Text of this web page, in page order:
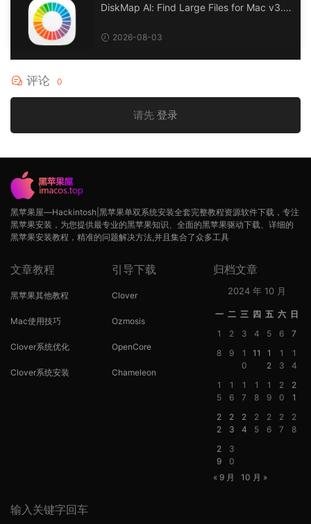
DiskMap Al: Find Large Files for Mac v3.1
2026-08-03
评论 0
请先 登录
黑苹果屋—Hackintosh|黑苹果单双系统安装全套完整教程资源软件下载，专注
黑苹果安装，为您提供最专业的黑苹果知识、全面的黑苹果驱动下载、详细的
黑苹果安装教程，精准的问题解决方法,并且集合了众多工具
文章教程
黑苹果其他教程
Mac使用技巧
Clover系统优化
Clover系统安装
引导下载
Clover
Ozmosis
OpenCore
Chameleon
归档文章
2024 年 10 月
一 二 三 四 五 六 日
1
2 3 4 5 6
7
8
9
1
0
11
1
2
1
3
1
4
1
5
1
6
1
7
1
8
1
9
2
0
2
1
2
2
2
3
2
4
2
5
2
6
2
7
2
8
2
9
3
0
« 9 月
10 月 »
输入关键字回车